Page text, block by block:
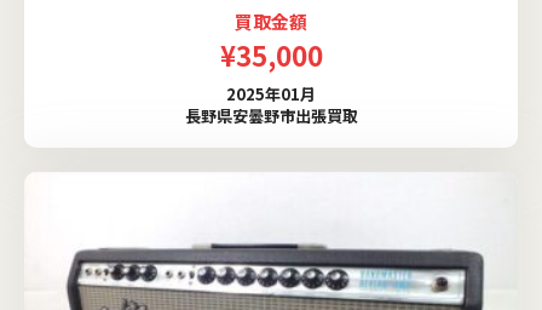
買取金額
¥35,000
2025年01月
長野県安曇野市出張買取